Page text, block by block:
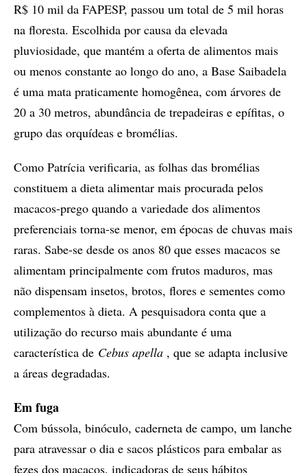
R$ 10 mil da FAPESP, passou um total de 5 mil horas
na floresta. Escolhida por causa da elevada
pluviosidade, que mantém a oferta de alimentos mais
ou menos constante ao longo do ano, a Base Saibadela
é uma mata praticamente homogênea, com árvores de
20 a 30 metros, abundância de trepadeiras e epífitas, o
grupo das orquídeas e bromélias.
Como Patrícia verificaria, as folhas das bromélias
constituem a dieta alimentar mais procurada pelos
macacos-prego quando a variedade dos alimentos
preferenciais torna-se menor, em épocas de chuvas mais
raras. Sabe-se desde os anos 80 que esses macacos se
alimentam principalmente com frutos maduros, mas
não dispensam insetos, brotos, flores e sementes como
complementos à dieta. A pesquisadora conta que a
utilização do recurso mais abundante é uma
característica de Cebus apella , que se adapta inclusive
a áreas degradadas.
Em fuga
Com bússola, binóculo, caderneta de campo, um lanche
para atravessar o dia e sacos plásticos para embalar as
fezes dos macacos, indicadoras de seus hábitos